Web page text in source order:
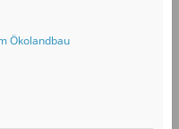
Ökolandbau